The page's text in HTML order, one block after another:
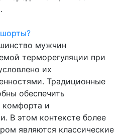
мужчин
терморегуляции при
их
Традиционные
обеспечить
и
В этом контексте более
являются классические